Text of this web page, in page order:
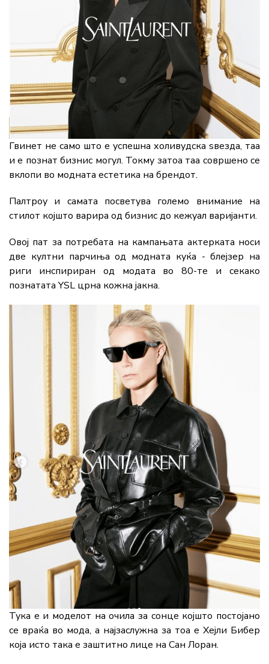
Гвинет не само што е успешна холивудска ѕвезда, таа
и е познат бизнис могул. Токму затоа таа совршено се
вклопи во модната естетика на брендот.
Палтроу и самата посветува големо внимание на
стилот којшто варира од бизнис до кежуал варијанти.
Овој пат за потребата на кампањата актерката носи
две култни парчиња од модната куќа - блејзер на
риги инспириран од модата во 80-те и секако
познатата YSL црна кожна јакна.
Тука е и моделот на очила за сонце којшто постојано
се враќа во мода, а најзаслужна за тоа е Хејли Бибер
која исто така е заштитно лице на Сан Лоран.